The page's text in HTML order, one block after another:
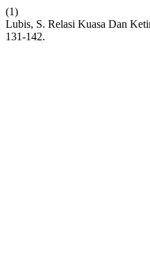
(1)
Lubis, S. Relasi Kuasa Dan
131-142.